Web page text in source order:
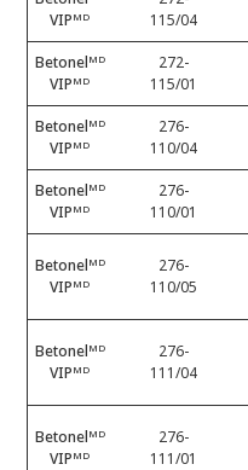
VIPᴹᴰ
115/04
Betonelᴹᴰ
VIPᴹᴰ
272-
115/01
Betonelᴹᴰ
VIPᴹᴰ
276-
110/04
Betonelᴹᴰ
VIPᴹᴰ
276-
110/01
Betonelᴹᴰ
VIPᴹᴰ
276-
110/05
Betonelᴹᴰ
VIPᴹᴰ
276-
111/04
Betonelᴹᴰ
VIPᴹᴰ
276-
111/01